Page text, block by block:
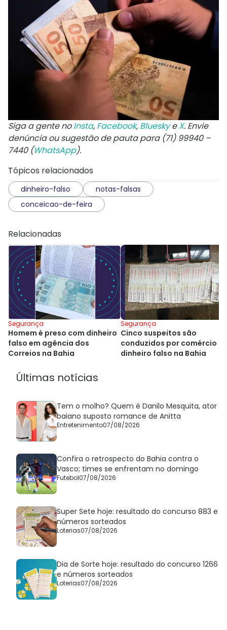
Siga a gente noInsta, Facebook, BlueskyeX. Envie
denúncia ou sugestão de pauta para (71) 99940 –
7440 (WhatsApp).
Tópicos relacionados
dinheiro-falso
notas-falsas
conceicao-de-feira
Relacionadas
Segurança
Homem é preso com dinheiro
falso em agência dos
Correios na Bahia
Segurança
Cinco suspeitos são
conduzidos por comércio
dinheiro falso na Bahia
Últimas notícias
Tem o molho? Quem é Danilo Mesquita, ator
baiano suposto romance de Anitta
Entretenimento07/08/2026
Confira o retrospecto do Bahia contra o
Vasco; times se enfrentam no domingo
Futebol07/08/2026
Super Sete hoje: resultado do concurso 883 e
números sorteados
Loterias07/08/2026
Dia de Sorte hoje: resultado do concurso 1266
e números sorteados
Loterias07/08/2026